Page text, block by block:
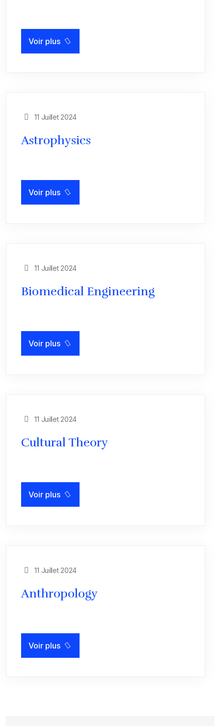
Voir plus
11 Juillet 2024
Astrophysics
Voir plus
11 Juillet 2024
Biomedical Engineering
Voir plus
11 Juillet 2024
Cultural Theory
Voir plus
11 Juillet 2024
Anthropology
Voir plus